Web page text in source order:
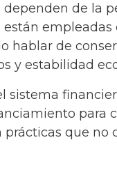
de la
hablar de
y estabilidad
para
que no